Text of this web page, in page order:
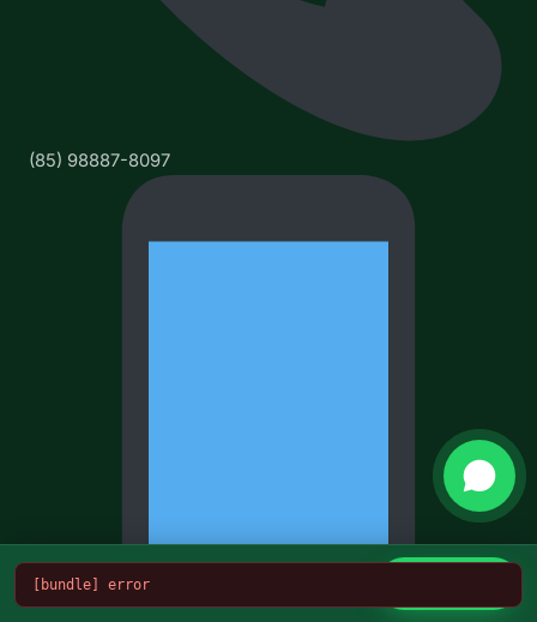
(85) 98887-8097
Atendimento 24h
WhatsApp (85) 98887-8097
[bundle] error